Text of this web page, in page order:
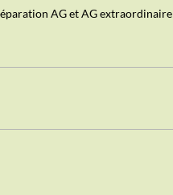
AG et AG extraordinaire